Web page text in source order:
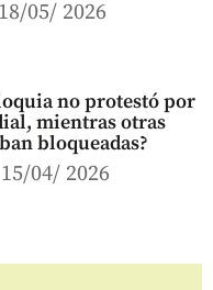
18/05/ 2026
no protestó por
mientras otras
bloqueadas?
15/04/ 2026